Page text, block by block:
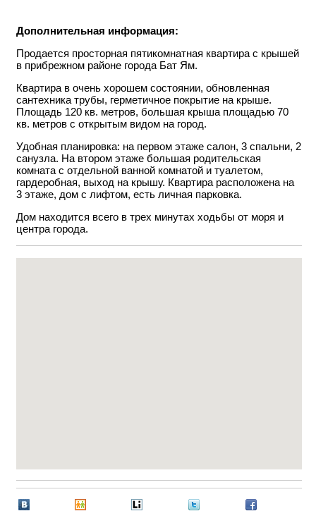
Дополнительная информация:
Продается просторная пятикомнатная квартира с крышей
в прибрежном районе города Бат Ям.
Квартира в очень хорошем состоянии, обновленная
сантехника трубы, герметичное покрытие на крыше.
Площадь 120 кв. метров, большая крыша площадью 70
кв. метров с открытым видом на город.
Удобная планировка: на первом этаже салон, 3 спальни, 2
санузла. На втором этаже большая родительская
комната с отдельной ванной комнатой и туалетом,
гардеробная, выход на крышу. Квартира расположена на
3 этаже, дом с лифтом, есть личная парковка.
Дом находится всего в трех минутах ходьбы от моря и
центра города.